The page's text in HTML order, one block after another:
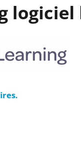
logiciel